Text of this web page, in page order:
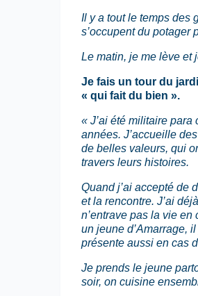
Il y a tout le temps des
s’occupent du potager
Le matin, je me lève et
Je fais un tour du
« qui fait du bien ».
« J’ai été militaire
années. J’accueille
de belles valeurs, qui
travers leurs histoires.
Quand j’ai accepté de
et la rencontre. J’ai
n’entrave pas la vie
un jeune d’Amarrage,
présente aussi en cas
Je prends le jeune
soir, on cuisine